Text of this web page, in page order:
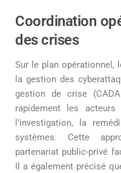
Coordination
des crises
Sur le plan opérationnel,
la gestion des
gestion de crise
rapidement les
l’investigation, la
systèmes. Cette
partenariat public-privé
Il a également précisé